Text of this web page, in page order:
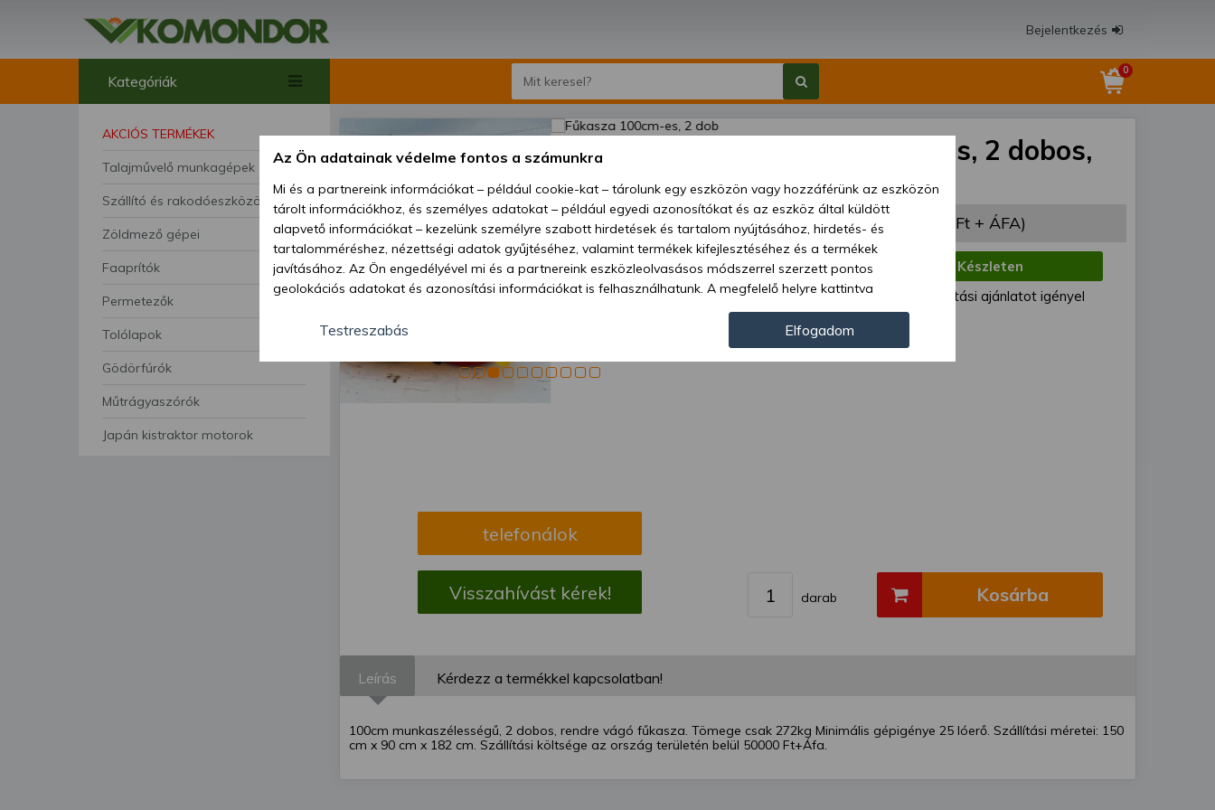
Bejelentkezés
Kategóriák
AKCIÓS TERMÉKEK
Talajművelő munkagépek
Szállító és rakodóeszközök
Zöldmező gépei
Faaprítók
Permetezők
Tolólapok
Gödörfúrók
Műtrágyaszórók
Japán kistraktor motorok
0
telefonálok
Visszahívást kérek!
Fűkasza 100cm-es, 2 dobos,
mini
Ár: 558 800 Ft (440 000 Ft + ÁFA)
Elérhetőség:
Készleten
Szállítási mód:
Egyedi szállítási ajánlatot igényel
Cikkszám:
darab Kosárba
Leírás Kérdezz a termékkel kapcsolatban!
100cm munkaszélességű, 2 dobos, rendre vágó fűkasza. Tömege csak 272kg Minimális gépigénye 25 lóerő. Szállítási méretei: 150
cm x 90 cm x 182 cm. Szállítási költsége az ország területén belül 50000 Ft+Áfa.
Az Ön adatainak védelme fontos a számunkra
Mi és a partnereink információkat – például cookie-kat – tárolunk egy eszközön vagy hozzáférünk az eszközön
tárolt információkhoz, és személyes adatokat – például egyedi azonosítókat és az eszköz által küldött
alapvető információkat – kezelünk személyre szabott hirdetések és tartalom nyújtásához, hirdetés- és
tartalomméréshez, nézettségi adatok gyűjtéséhez, valamint termékek kifejlesztéséhez és a termékek
javításához. Az Ön engedélyével mi és a partnereink eszközleolvasásos módszerrel szerzett pontos
geolokációs adatokat és azonosítási információkat is felhasználhatunk. A megfelelő helyre kattintva
hozzájárulhat ahhoz, hogy mi és a partnereink a fent leírtak szerint adatkezelést végezzünk. Másik
lehetőségként a hozzájárulás megadása vagy elutasítása előtt részletesebb információkhoz juthat, és
megváltoztathatja beállításait. Felhívjuk figyelmét, hogy személyes adatainak bizonyos kezeléséhez nem
feltétlenül szükséges az Ön hozzájárulása, de jogában áll tiltakozni az ilyen jellegű adatkezelés ellen. A
beállításai csak erre a weboldalra érvényesek. Erre a webhelyre visszatérve vagy az adatvédelmi szabályzatunk
Testreszabás Elfogadom